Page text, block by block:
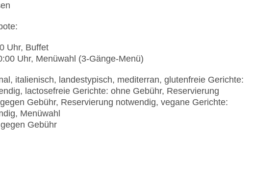
Uhr, Buffet
Uhr, Menüwahl (3-Gänge-Menü)
italienisch, landestypisch, mediterran, glutenfreie Gerichte:
lactosefreie Gerichte: ohne Gebühr, Reservierung
Gebühr, Reservierung notwendig, vegane Gerichte:
Menüwahl
Gebühr